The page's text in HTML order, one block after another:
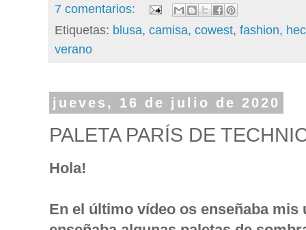
7 comentarios:
Etiquetas: blusa, camisa, cowest, fashion,
verano
jueves, 16 de julio de 2020
PALETA PARÍS DE
Hola!
En el último vídeo os enseñaba